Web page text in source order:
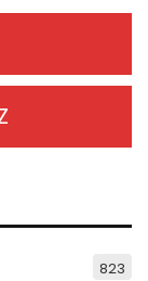
823